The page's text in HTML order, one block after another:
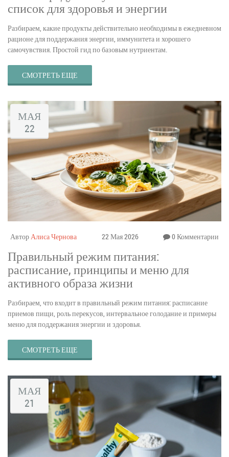
список для здоровья и энергии
Разбираем, какие продукты действительно необходимы в ежедневном
рационе для поддержания энергии, иммунитета и хорошего
самочувствия. Простой гид по базовым нутриентам.
СМОТРЕТЬ ЕЩЕ
МАЯ
22
АвторАлиса Чернова 22 Мая 2026 0 Комментарии
Правильный режим питания:
расписание, принципы и меню для
активного образа жизни
Разбираем, что входит в правильный режим питания: расписание
приемов пищи, роль перекусов, интервальное голодание и примеры
меню для поддержания энергии и здоровья.
СМОТРЕТЬ ЕЩЕ
МАЯ
21